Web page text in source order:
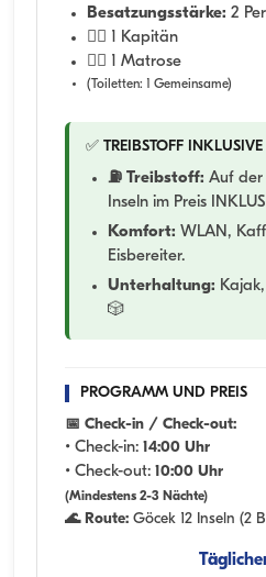
Besatzungsstärke: 2
👨‍✈️ 1 Kapitän
🧑‍✈️ 1 Matrose
(Toiletten: 1 Gemeinsame)
✅ TREIBSTOFF
⛽ Treibstoff: Auf der
Inseln im Preis
Komfort: WLAN,
Eisbereiter.
Unterhaltung:
🎲
PROGRAMM UND PREIS
📅 Check-in / Check-out:
• Check-in: 14:00 Uhr
• Check-out: 10:00 Uhr
(Mindestens 2-3 Nächte)
🌊 Route: Göcek 12 Inseln (2